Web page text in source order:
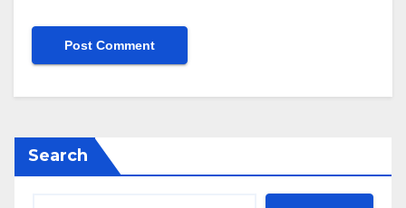
Search